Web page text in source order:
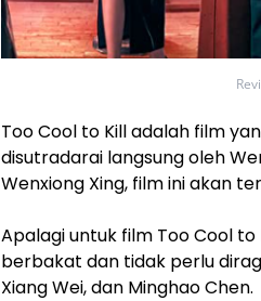
Too Cool to Kill adalah film
disutradarai langsung oleh
Wenxiong Xing, film ini akan
Apalagi untuk film Too Cool
berbakat dan tidak perlu
Xiang Wei, dan Minghao Chen.